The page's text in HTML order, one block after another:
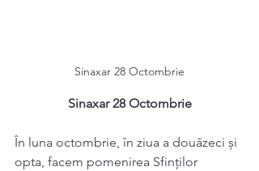
Sinaxar 28 Octombrie
Sinaxar 28 Octombrie
În luna octombrie, în ziua a douăzeci și
opta, facem pomenirea Sfinților